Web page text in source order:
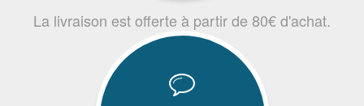
La livraison est offerte à partir de 80€ d'achat.